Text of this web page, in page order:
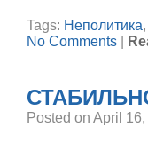
Tags: Неполитика,
No Comments
Posted on April